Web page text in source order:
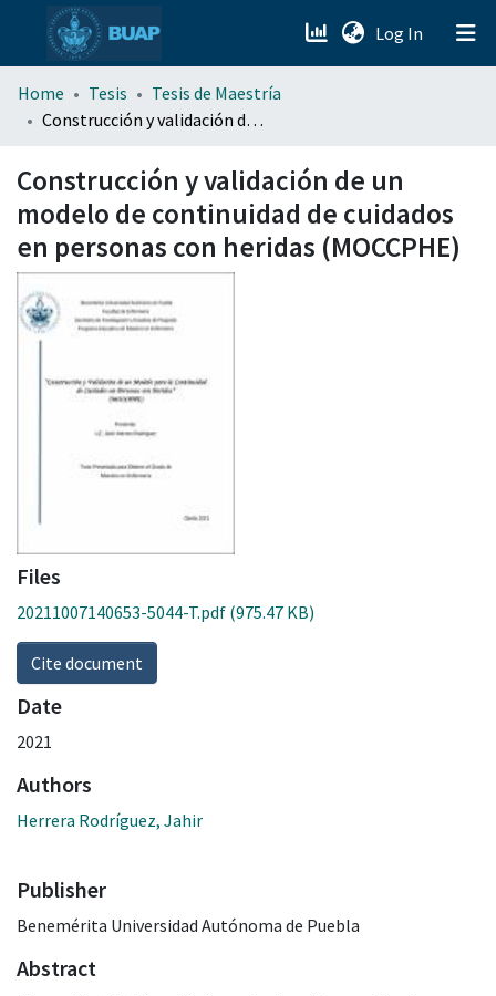
Log In (current)
menu.section.about_menu
Home Tesis
Tesis de Maestría
Construcción y validación de un modelo de continuidad de cuidados en personas con heridas (MOCCPHE)
Construcción y validación de un
modelo de continuidad de cuidados
en personas con heridas (MOCCPHE)
Files
20211007140653-5044-T.pdf (975.47 KB)
Cite document
Date
2021
Authors
Herrera Rodríguez, Jahir
Publisher
Benemérita Universidad Autónoma de Puebla
Abstract